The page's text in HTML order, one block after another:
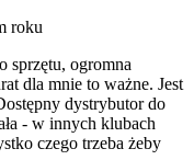
roku
sprzętu, ogromna
dla mnie to ważne. Jest
dystrybutor do
- w innych klubach
czego trzeba żeby